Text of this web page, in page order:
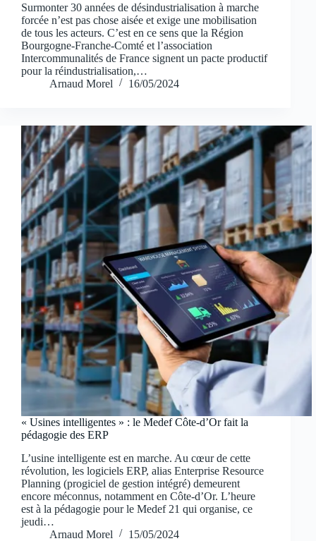
Surmonter 30 années de désindustrialisation à marche
forcée n’est pas chose aisée et exige une mobilisation
de tous les acteurs. C’est en ce sens que la Région
Bourgogne-Franche-Comté et l’association
Intercommunalités de France signent un pacte productif
pour la réindustrialisation,…
Arnaud Morel
16/05/2024
« Usines intelligentes » : le Medef Côte-d’Or fait la
pédagogie des ERP
L’usine intelligente est en marche. Au cœur de cette
révolution, les logiciels ERP, alias Enterprise Resource
Planning (progiciel de gestion intégré) demeurent
encore méconnus, notamment en Côte-d’Or. L’heure
est à la pédagogie pour le Medef 21 qui organise, ce
jeudi…
Arnaud Morel
15/05/2024